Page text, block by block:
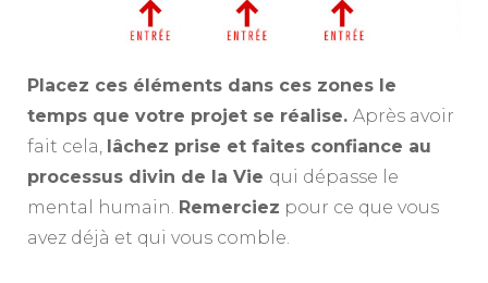
Placez ces éléments dans ces zones le
temps que votre projet se réalise. Après avoir
fait cela, lâchez prise et faites confiance au
processus divin de la Vie qui dépasse le
mental humain. Remerciez pour ce que vous
avez déjà et qui vous comble.